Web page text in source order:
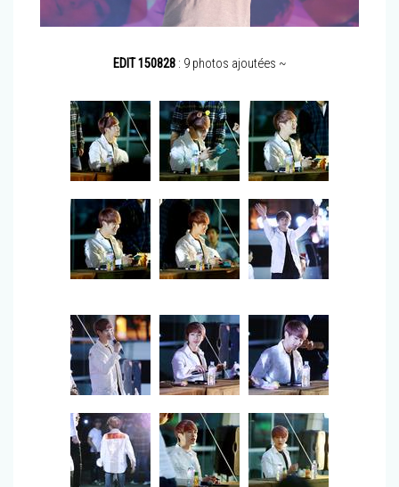
EDIT 150828: 9 photos ajoutées ~